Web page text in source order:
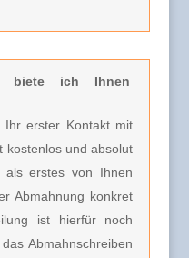
biete ich Ihnen
Ihr erster Kontakt mit
kostenlos und absolut
erstes von Ihnen
Abmahnung konkret
ist hierfür noch
Abmahnschreiben